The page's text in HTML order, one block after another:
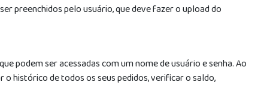
preenchidos pelo usuário, que deve fazer o upload do
podem ser acessadas com um nome de usuário e senha. Ao
histórico de todos os seus pedidos, verificar o saldo,